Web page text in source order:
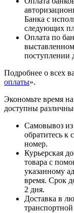
Банка с
следующих
Оплата по
поступлении
Подробнее о всех
оплаты».
Экономьте время
доступны
Самовывоз из
обратитесь к
номер.
Курьерская
товара с
указанному
время. Срок
2 дня.
Доставка в